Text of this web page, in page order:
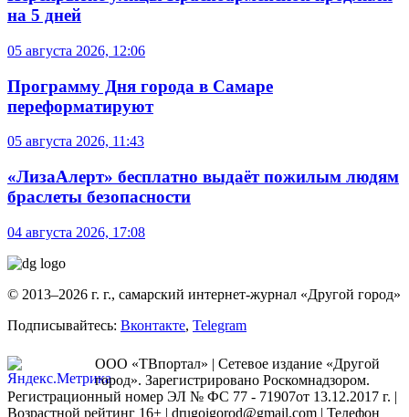
на 5 дней
05 августа 2026, 12:06
Программу Дня города в Самаре
переформатируют
05 августа 2026, 11:43
«ЛизаАлерт» бесплатно выдаёт пожилым людям
браслеты безопасности
04 августа 2026, 17:08
© 2013–2026 г. г., самарский интернет-журнал «Другой город»
Подписывайтесь: Вконтакте, Telegram
ООО «ТВпортал» | Сетевое издание «Другой
город». Зарегистрировано Роскомнадзором.
Регистрационный номер ЭЛ № ФС 77 - 71907от 13.12.2017 г. |
Возрастной рейтинг 16+ | drugoigorod@gmail.com | Телефон